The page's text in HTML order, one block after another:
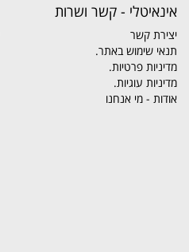
אינאיטלי - קשר ושרות
יצירת קשר
תנאי שימוש באתר.
מדיניות פרטיות.
מדיניות עוגיות.
אודות - מי אנחנו